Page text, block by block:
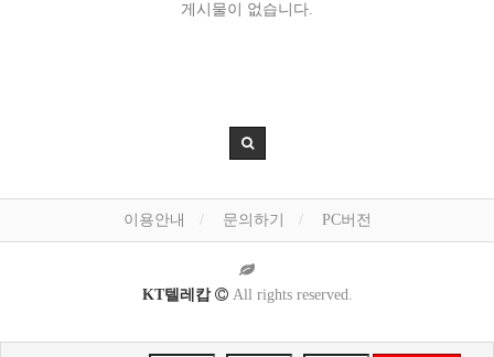
게시물이 없습니다.
이용안내 문의하기 PC버전
KT텔레캅 All rights reserved.